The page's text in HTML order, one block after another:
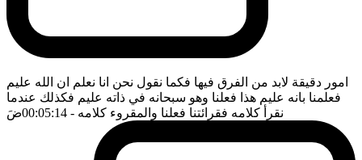
امور دقيقة لابد من الفرق فيها فكما نقول نحن انا نعلم ان الله عليم
فعلمنا بانه عليم هذا فعلنا وهو سبحانه في ذاته عليم فكذلك عندما
نقرأ كلامه فقرائتنا فعلنا والمقروء كلامه - 00:05:14 ضَ